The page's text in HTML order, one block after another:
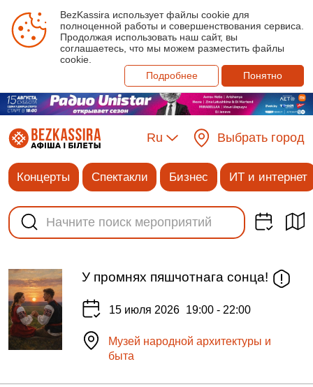
BezKassira использует файлы cookie для
полноценной работы и совершенствования сервиса.
Продолжая использовать наш сайт, вы
соглашаетесь, что мы можем разместить файлы
cookie.
Подробнее
Понятно
Ru Выбрать город
Концерты Спектакли Бизнес ИТ и интернет
У промнях пяшчотнага сонца!
15 июля 2026 19:00 - 22:00
Музей народной архитектуры и
быта